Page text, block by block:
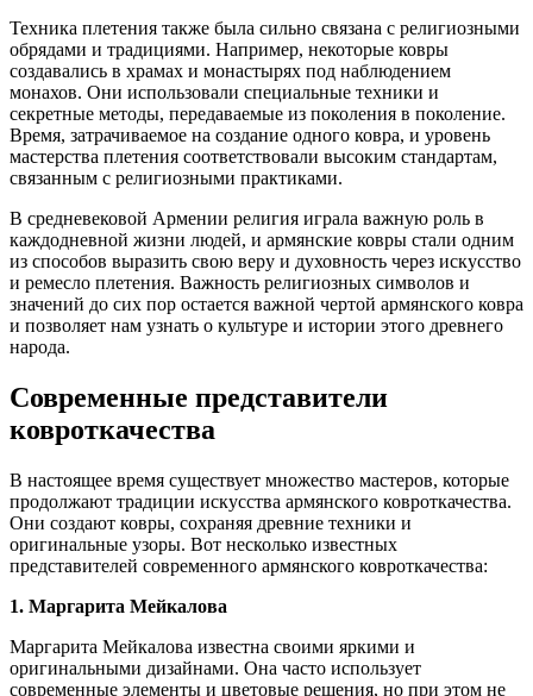
Техника плетения также была сильно связана с религиозными
обрядами и традициями. Например, некоторые ковры
создавались в храмах и монастырях под наблюдением
монахов. Они использовали специальные техники и
секретные методы, передаваемые из поколения в поколение.
Время, затрачиваемое на создание одного ковра, и уровень
мастерства плетения соответствовали высоким стандартам,
связанным с религиозными практиками.
В средневековой Армении религия играла важную роль в
каждодневной жизни людей, и армянские ковры стали одним
из способов выразить свою веру и духовность через искусство
и ремесло плетения. Важность религиозных символов и
значений до сих пор остается важной чертой армянского ковра
и позволяет нам узнать о культуре и истории этого древнего
народа.
Современные представители
ковроткачества
В настоящее время существует множество мастеров, которые
продолжают традиции искусства армянского ковроткачества.
Они создают ковры, сохраняя древние техники и
оригинальные узоры. Вот несколько известных
представителей современного армянского ковроткачества:
1. Маргарита Мейкалова
Маргарита Мейкалова известна своими яркими и
оригинальными дизайнами. Она часто использует
современные элементы и цветовые решения, но при этом не